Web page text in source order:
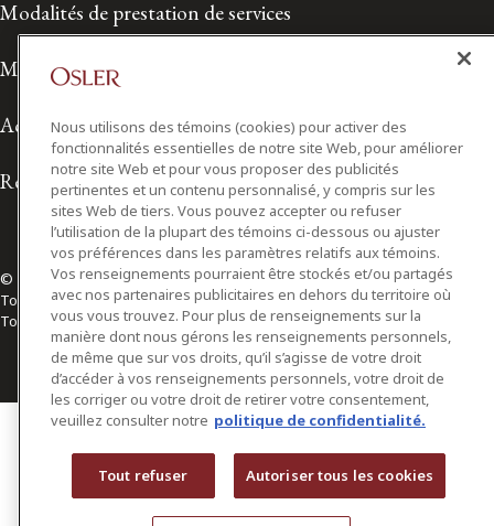
Modalités de prestation de services
Modalités d'utilisation
Accessibilité
Relations avec les médias
© 2026 Osler, Hoskin & Harcourt S.E.N.C.R.L./s.r.l.
Tous droits réservés
Toronto | Montréal | Calgary | Vancouver | Ottawa | New York
Nous utilisons des témoins (cookies) pour activer des
fonctionnalités essentielles de notre site Web, pour améliorer
notre site Web et pour vous proposer des publicités
pertinentes et un contenu personnalisé, y compris sur les
sites Web de tiers. Vous pouvez accepter ou refuser
l’utilisation de la plupart des témoins ci-dessous ou ajuster
vos préférences dans les paramètres relatifs aux témoins.
Vos renseignements pourraient être stockés et/ou partagés
avec nos partenaires publicitaires en dehors du territoire où
vous vous trouvez. Pour plus de renseignements sur la
manière dont nous gérons les renseignements personnels,
de même que sur vos droits, qu’il s’agisse de votre droit
d’accéder à vos renseignements personnels, votre droit de
les corriger ou votre droit de retirer votre consentement,
veuillez consulter notre politique de confidentialité.
Tout refuser Autoriser tous les cookies